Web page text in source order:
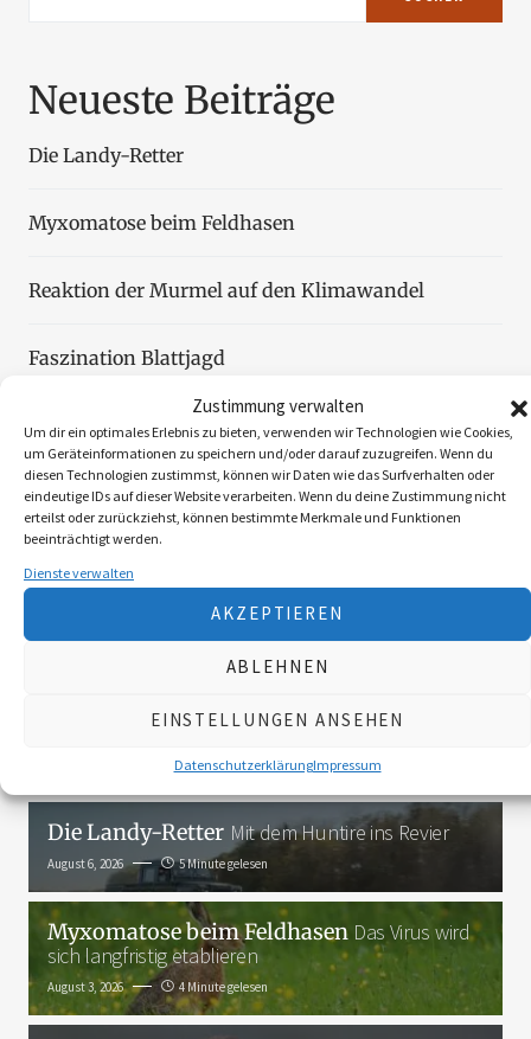
Zustimmung verwalten
Um dir ein optimales Erlebnis zu bieten, verwenden wir Technologien wie Cookies,
um Geräteinformationen zu speichern und/oder darauf zuzugreifen. Wenn du
diesen Technologien zustimmst, können wir Daten wie das Surfverhalten oder
eindeutige IDs auf dieser Website verarbeiten. Wenn du deine Zustimmung nicht
erteilst oder zurückziehst, können bestimmte Merkmale und Funktionen
beeinträchtigt werden.
Dienste verwalten
AKZEPTIEREN
ABLEHNEN
EINSTELLUNGEN ANSEHEN
DatenschutzerklärungImpressum
Neueste Beiträge
Die Landy-Retter
Myxomatose beim Feldhasen
Reaktion der Murmel auf den Klimawandel
Faszination Blattjagd
Wildzählung aus der Luft
Folgen Sie uns
3K
Die Landy-Retter Mit dem Huntire ins Revier
August 6, 2026 5 Minute gelesen
Myxomatose beim Feldhasen Das Virus wird
sich langfristig etablieren
August 3, 2026 4 Minute gelesen